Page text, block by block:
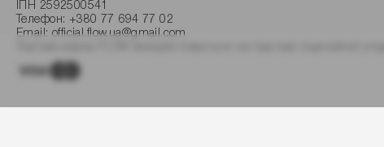
ІПН 2592500541
Телефон: +380 77 694 77 02
Email: official.flow.ua@gmail.com